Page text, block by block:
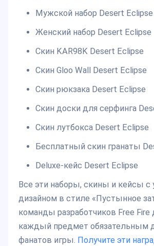
Мужской набор Desert Eclipse
Женский набор Desert Eclipse
Скин KAR98K Desert Eclipse
Скин Gloo Wall Desert Eclipse
Скин рюкзака Desert Eclipse
Скин доски для серфинга
Скин лутбокса Desert Eclipse
Бесплатный скин гранаты
Deluxe-кейс Desert Eclipse
Все эти наборы, скины и кейсы
дизайном в стиле «Пустынное
команды разработчиков Free
каждый предмет обязательным
фанатов игры. Получите эти